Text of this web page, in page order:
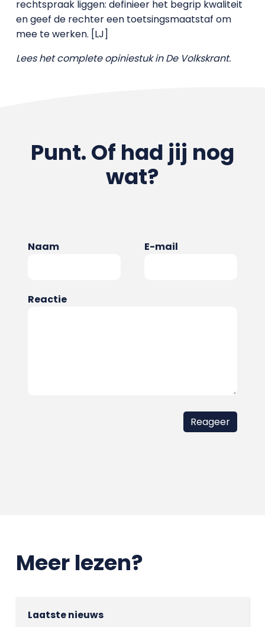
rechtspraak liggen: definieer het begrip kwaliteit
en geef de rechter een toetsingsmaatstaf om
mee te werken. [LJ]
Lees het complete opiniestuk in De Volkskrant.
Punt. Of had jij nog
wat?
Naam E-mail
Reactie
Meer lezen?
Laatste nieuws